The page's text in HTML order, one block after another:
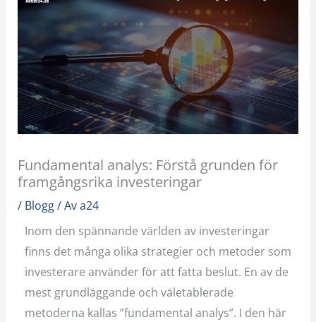
Fundamental analys: Förstå grunden för
framgångsrika investeringar
/ Blogg/ Ava24
Inom den spännande världen av investeringar
finns det många olika strategier och metoder som
investerare använder för att fatta beslut. En av de
mest grundläggande och väletablerade
metoderna kallas ”fundamental analys”. I den här